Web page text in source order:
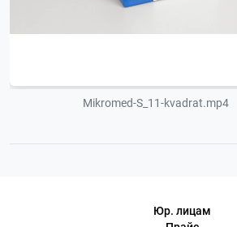
Mikromed-S_11-kvadrat.mp4
Юр. лицам